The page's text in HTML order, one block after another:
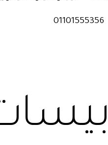
01101555356